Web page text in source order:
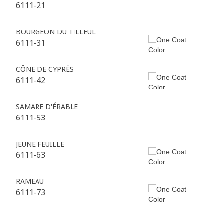
6111-21
BOURGEON DU TILLEUL
6111-31
CÔNE DE CYPRÈS
6111-42
SAMARE D'ÉRABLE
6111-53
JEUNE FEUILLE
6111-63
RAMEAU
6111-73